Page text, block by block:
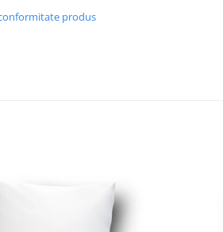
produs